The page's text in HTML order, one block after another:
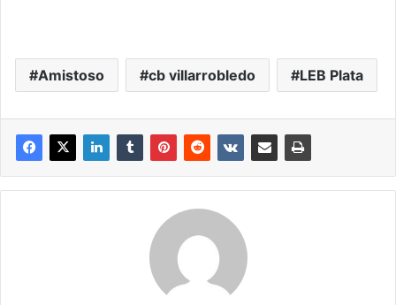
Amistoso cb villarrobledo LEB Plata